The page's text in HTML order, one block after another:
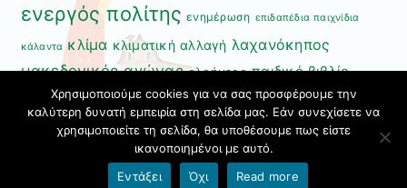
ενεργός πολίτης ενημέρωση επιδαπέδια παιχνίδια
κάλαντα κλίμα κλιματική αλλαγή λαχανόκηπος
μακεδονικός αγώνας ολοήμερο παιδικό βιβλίο
περιβάλλον πρώτες βοήθειες συμβόλαιο συμβόλαιο
εθελοντών υγιεινή διατροφή χριστουγεννιάτικη γιορτή
Όροι χρήσης blogs.sch.gr| Δήλωση προσβασιμότητας
Χρησιμοποιούμε cookies για να σας προσφέρουμε την
καλύτερη δυνατή εμπειρία στη σελίδα μας. Εάν συνεχίσετε να
χρησιμοποιείτε τη σελίδα, θα υποθέσουμε πως είστε
ικανοποιημένοι με αυτό.
Εντάξει
Όχι Read more